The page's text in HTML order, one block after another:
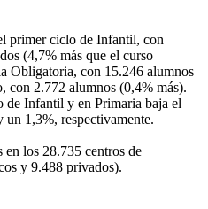
primer ciclo de Infantil, con
(4,7% más que el curso
Obligatoria, con 15.246 alumnos
con 2.772 alumnos (0,4% más).
de Infantil y en Primaria baja el
un 1,3%, respectivamente.
en los 28.735 centros de
y 9.488 privados).